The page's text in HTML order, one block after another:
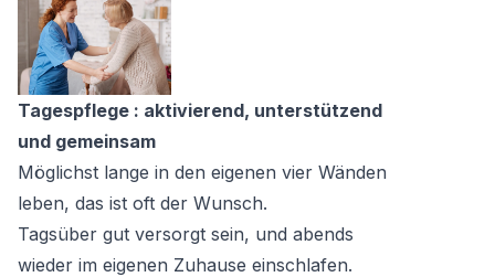
Tagespflege : aktivierend, unterstützend
und gemeinsam
Möglichst lange in den eigenen vier Wänden
leben, das ist oft der Wunsch.
Tagsüber gut versorgt sein, und abends
wieder im eigenen Zuhause einschlafen.